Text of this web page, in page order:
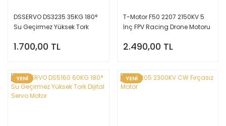
DSSERVO DS3235 35KG 180°
Su Geçirmez Yüksek Tork
1.700,00 TL
T-Motor F50 2207 2150KV 5
İnç FPV Racing Drone Motoru
2.490,00 TL
YENİ YENİ